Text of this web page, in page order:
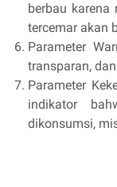
berbau
tercemar akan
Parameter
transparan,
Parameter
indikator
dikonsumsi,